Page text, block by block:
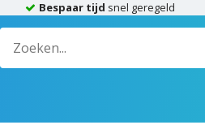
Bespaar tijd snel geregeld